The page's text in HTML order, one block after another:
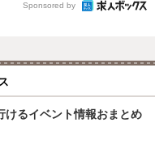
Sponsored by
けるイベント情報おまとめ